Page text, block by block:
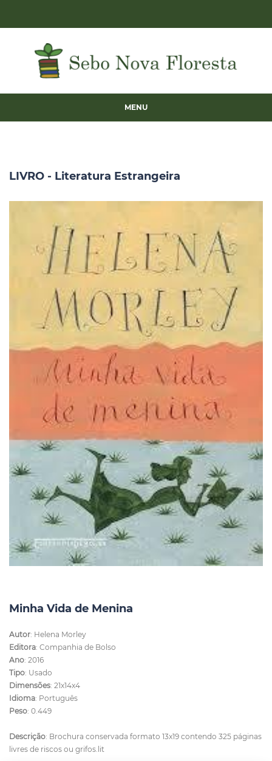
MENU
LIVRO - Literatura Estrangeira
Minha Vida de Menina
Autor: Helena Morley
Editora: Companhia de Bolso
Ano: 2016
Tipo: Usado
Dimensões: 21x14x4
Idioma: Português
Peso: 0.449
Descrição: Brochura conservada formato 13x19 contendo 325 páginas
livres de riscos ou grifos.lit